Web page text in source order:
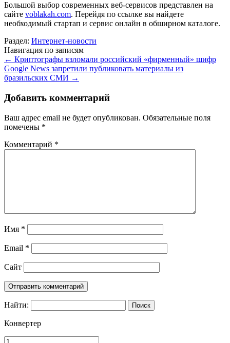
Большой выбор современных веб-сервисов представлен на
сайте voblakah.com. Перейдя по ссылке вы найдете
необходимый стартап и сервис онлайн в обширном каталоге.
Раздел: Интернет-новости
Навигация по записям
← Криптографы взломали российский «фирменный» шифр
Google News запретили публиковать материалы из
бразильских СМИ →
Добавить комментарий
Ваш адрес email не будет опубликован. Обязательные поля
помечены *
Комментарий *
Имя *
Email *
Сайт
Найти:
Конвертер